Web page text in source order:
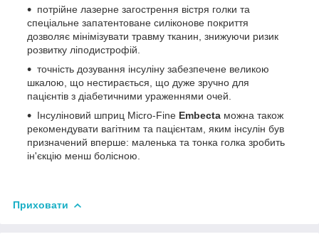
потрійне лазерне загострення вістря голки та
спеціальне запатентоване силіконове покриття
дозволяє мінімізувати травму тканин, знижуючи ризик
розвитку ліподистрофій.
точність дозування інсуліну забезпечене великою
шкалою, що нестирається, що дуже зручно для
пацієнтів з діабетичними ураженнями очей.
Інсуліновий шприц Micro-Fine Embecta можна також
рекомендувати вагітним та пацієнтам, яким інсулін був
призначений вперше: маленька та тонка голка зробить
ін'єкцію менш болісною.
Приховати